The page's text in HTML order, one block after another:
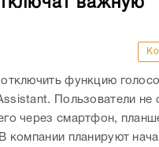
важную
функцию
Пользователи не
через смартфон,
компании планируют